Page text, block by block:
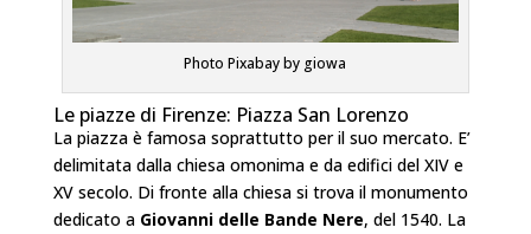
Photo Pixabay by giowa
Le piazze di Firenze: Piazza San Lorenzo
La piazza è famosa soprattutto per il suo mercato. E’
delimitata dalla chiesa omonima e da edifici del XIV e
XV secolo. Di fronte alla chiesa si trova il monumento
dedicato a Giovanni delle Bande Nere, del 1540. La